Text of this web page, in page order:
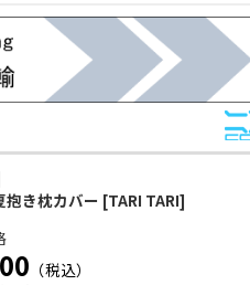
抱き枕カバー [TARI TARI]
（税込）